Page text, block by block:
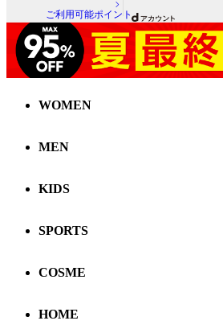
ご利用可能ポイント
WOMEN
MEN
KIDS
SPORTS
COSME
HOME